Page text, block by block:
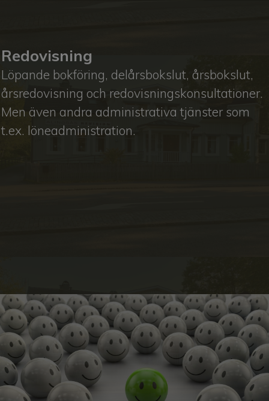
Redovisning
Löpande bokföring, delårsbokslut, årsbokslut,
årsredovisning och redovisningskonsultationer.
Men även andra administrativa tjänster som
t.ex. löneadministration.